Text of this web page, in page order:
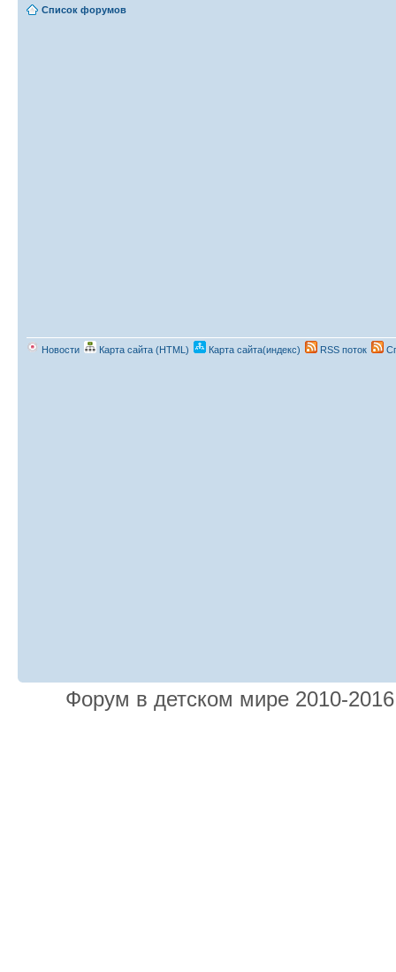
Список форумов
Новости Карта сайта (HTML) Карта сайта(индекс) RSS поток
Форум в детском мире 2010-